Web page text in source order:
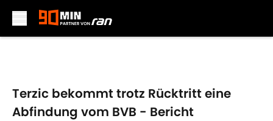
Terzic bekommt trotz Rücktritt eine
Abfindung vom BVB - Bericht